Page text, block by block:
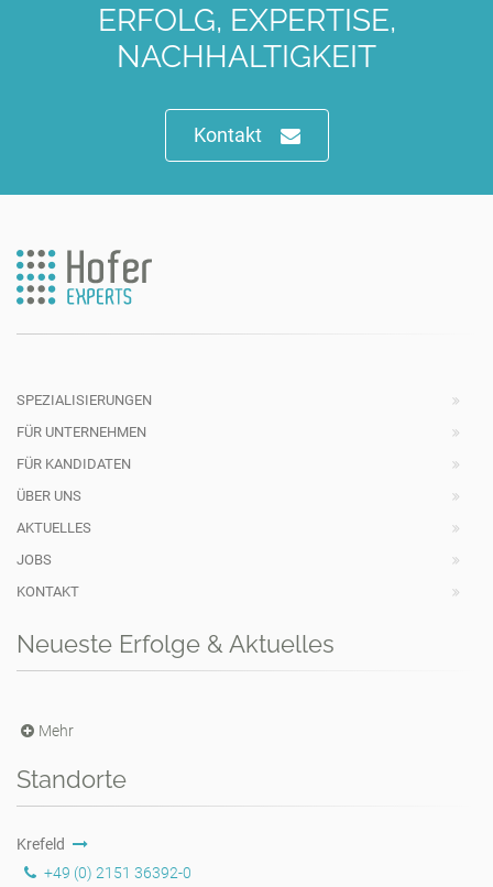
ERFOLG, EXPERTISE,
NACHHALTIGKEIT
Kontakt
SPEZIALISIERUNGEN
FÜR UNTERNEHMEN
FÜR KANDIDATEN
ÜBER UNS
AKTUELLES
JOBS
KONTAKT
Neueste Erfolge & Aktuelles
Mehr
Standorte
Krefeld
+49 (0) 2151 36392-0